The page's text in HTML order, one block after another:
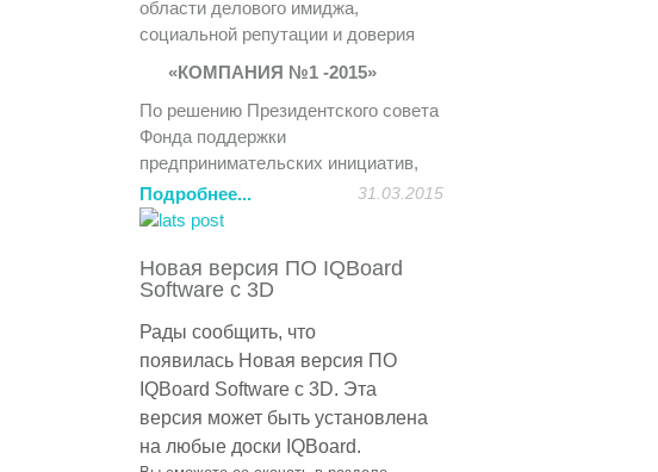
На Форуме представлен широкий
организаций и участников.
Мероприятия Форума проходят в
рамках тематических конференций,
«круглых столов», дискуссионных
клубов, заседаний секций, будет
организована стендовая экспозиция.
http://itforum2020.ru/?id=6595
Компания «СитиМедиа
(http://sitimedia.ru) является
техническим партнером данного
мероприятия.
Приглашаем посетить стенд
компании « СитиМедиа», на котором
области делового имиджа,
социальной репутации и доверия
«КОМПАНИЯ №1 -2015»
По решению Президентского совета
Фонда поддержки
предпринимательских инициатив,
компании присуждено почетное
звание«НАДЁЖНЫЙ
УСЛУГ».
Федеральный Реестр Надежных
компаний, сформированного для
органов государственной и
муниципальной власти и
потребительского сектора России.
Подробнее... 31.03.2015
Новая версия ПО IQBoard
Software с 3D
Рады сообщить, что
появилась Новая версия ПО
IQBoard Software с 3D. Эта
версия может быть установлена
на любые доски IQBoard.